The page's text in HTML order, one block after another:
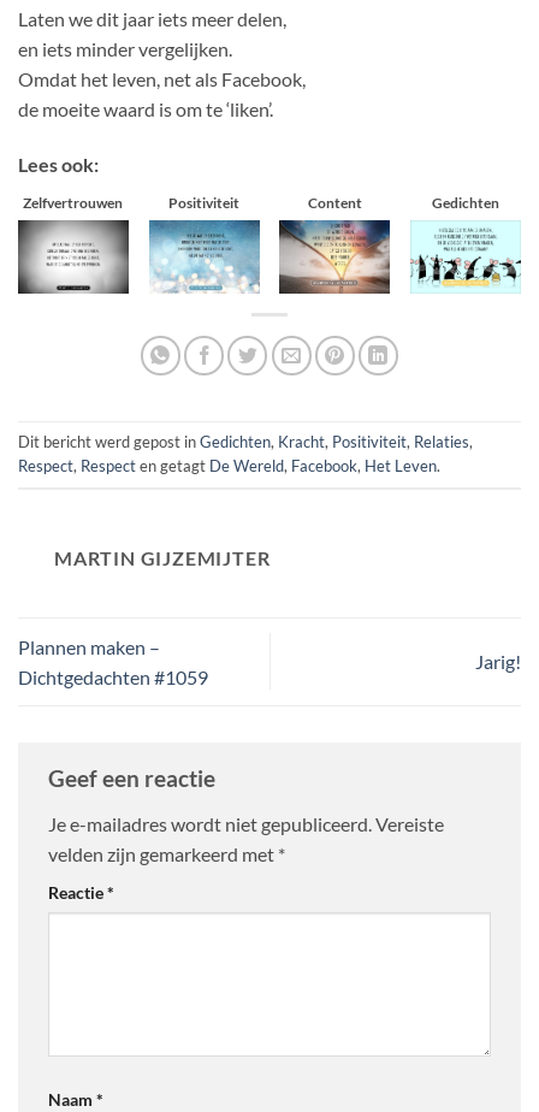
Laten we dit jaar iets meer delen,
en iets minder vergelijken.
Omdat het leven, net als Facebook,
de moeite waard is om te ‘liken’.
Lees ook:
Zelfvertrouwen Positiviteit Content Gedichten
Dit bericht werd gepost inGedichten, Kracht, Positiviteit, Relaties,
Respect, Respecten getagt De Wereld, Facebook, Het Leven.
MARTIN GIJZEMIJTER
Plannen maken –
Dichtgedachten #1059
Jarig!
Geef een reactie
Je e-mailadres wordt niet gepubliceerd. Vereiste
velden zijn gemarkeerd met *
Reactie*
Naam *